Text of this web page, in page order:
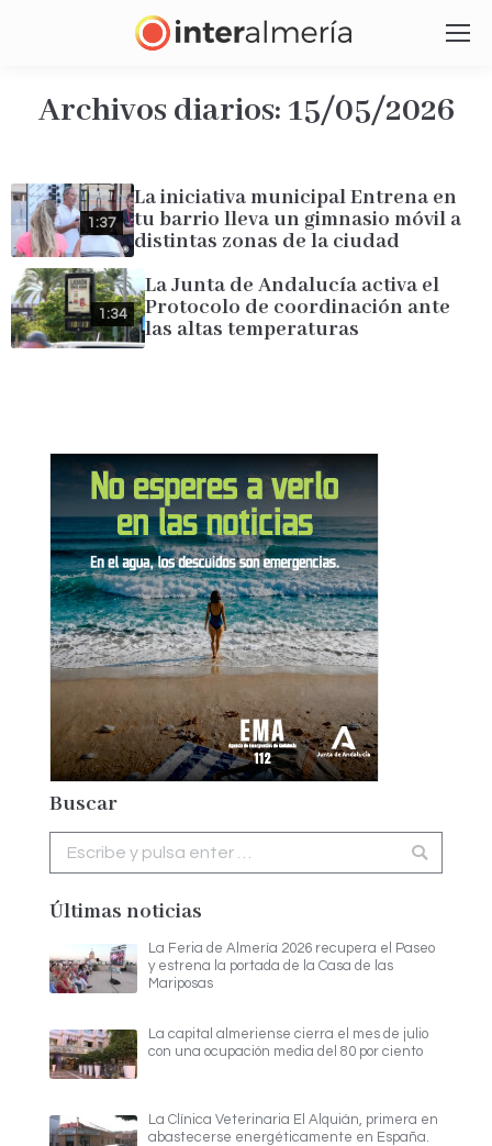
Archivos diarios: 15/05/2026
1:37
La iniciativa municipal Entrena en
tu barrio lleva un gimnasio móvil a
distintas zonas de la ciudad
1:34
La Junta de Andalucía activa el
Protocolo de coordinación ante
las altas temperaturas
Buscar
Últimas noticias
La Feria de Almería 2026 recupera el Paseo
y estrena la portada de la Casa de las
Mariposas
La capital almeriense cierra el mes de julio
con una ocupación media del 80 por ciento
La Clínica Veterinaria El Alquián, primera en
abastecerse energéticamente en España.